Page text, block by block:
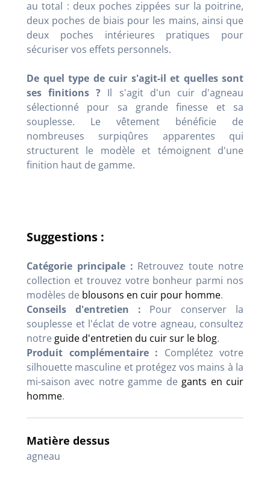
au total : deux poches zippées sur la poitrine,
deux poches de biais pour les mains, ainsi que
deux poches intérieures pratiques pour
sécuriser vos effets personnels.
De quel type de cuir s'agit-il et quelles sont
ses finitions ? Il s'agit d'un cuir d'agneau
sélectionné pour sa grande finesse et sa
souplesse. Le vêtement bénéficie de
nombreuses surpiqûres apparentes qui
structurent le modèle et témoignent d'une
finition haut de gamme.
Suggestions :
Catégorie principale : Retrouvez toute notre
collection et trouvez votre bonheur parmi nos
modèles de blousons en cuir pour homme.
Conseils d'entretien : Pour conserver la
souplesse et l'éclat de votre agneau, consultez
notre guide d'entretien du cuir sur le blog.
Produit complémentaire : Complétez votre
silhouette masculine et protégez vos mains à la
mi-saison avec notre gamme de gants en cuir
homme.
Matière dessus
agneau